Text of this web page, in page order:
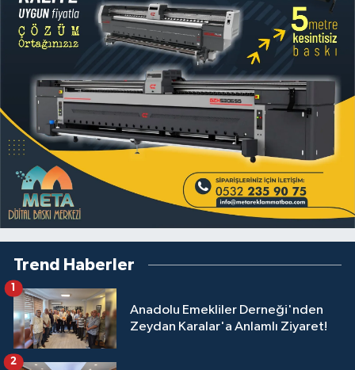
Trend Haberler
Anadolu Emekliler Derneği'nden
Zeydan Karalar'a Anlamlı Ziyaret!
2